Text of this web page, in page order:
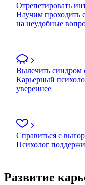
Отрепетировать
Научим проходить
на неудобные
Вылечить синдром
Карьерный
увереннее
Справиться с
Психолог
Развитие